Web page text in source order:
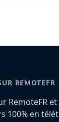
REMOTEFR
RemoteFR
100% en